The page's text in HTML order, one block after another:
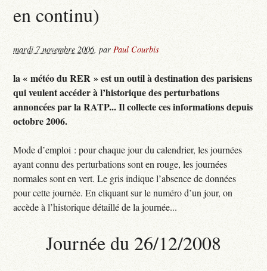
en continu)
mardi 7 novembre 2006,parPaul Courbis
la « météo du RER » est un outil à destination des parisiens
qui veulent accéder à l’historique des perturbations
annoncées par la RATP... Il collecte ces informations depuis
octobre 2006.
Mode d’emploi : pour chaque jour du calendrier, les journées
ayant connu des perturbations sont en rouge, les journées
normales sont en vert. Le gris indique l’absence de données
pour cette journée. En cliquant sur le numéro d’un jour, on
accède à l’historique détaillé de la journée...
Journée du 26/12/2008